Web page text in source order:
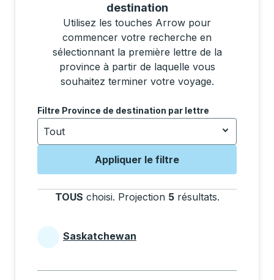
destination
Utilisez les touches Arrow pour
commencer votre recherche en
sélectionnant la première lettre de la
province à partir de laquelle vous
souhaitez terminer votre voyage.
Utilisez les touches fléchées pour accéder à la
Filtre Province de destination par lettre
Tout
Appliquer le filtre
TOUS choisi. Projection 5 résultats.
Provinces beginning with
Saskatchewan